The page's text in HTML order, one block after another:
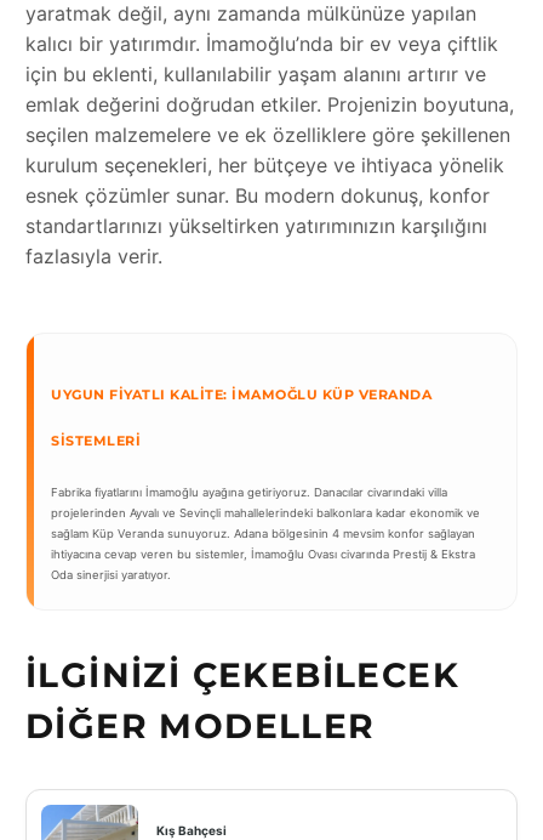
yaratmak değil, aynı zamanda mülkünüze yapılan
kalıcı bir yatırımdır. İmamoğlu’nda bir ev veya çiftlik
için bu eklenti, kullanılabilir yaşam alanını artırır ve
emlak değerini doğrudan etkiler. Projenizin boyutuna,
seçilen malzemelere ve ek özelliklere göre şekillenen
kurulum seçenekleri, her bütçeye ve ihtiyaca yönelik
esnek çözümler sunar. Bu modern dokunuş, konfor
standartlarınızı yükseltirken yatırımınızın karşılığını
fazlasıyla verir.
UYGUN FIYATLI KALITE: İMAMOĞLU KÜP VERANDA
SISTEMLERI
Fabrika fiyatlarını İmamoğlu ayağına getiriyoruz. Danacılar civarındaki villa
projelerinden Ayvalı ve Sevinçli mahallelerindeki balkonlara kadar ekonomik ve
sağlam Küp Veranda sunuyoruz. Adana bölgesinin 4 mevsim konfor sağlayan
ihtiyacına cevap veren bu sistemler, İmamoğlu Ovası civarında Prestij & Ekstra
Oda sinerjisi yaratıyor.
İLGINIZI ÇEKEBILECEK
DIĞER MODELLER
Kış Bahçesi